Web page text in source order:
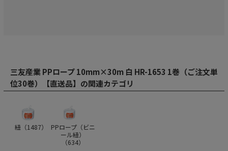
三友産業 PPロープ 10mm×30m 白 HR-1653 1巻（ご注文単
位30巻）【直送品】の関連カテゴリ
紐（1487）
PPロープ（ビニ
ール紐）
（634）